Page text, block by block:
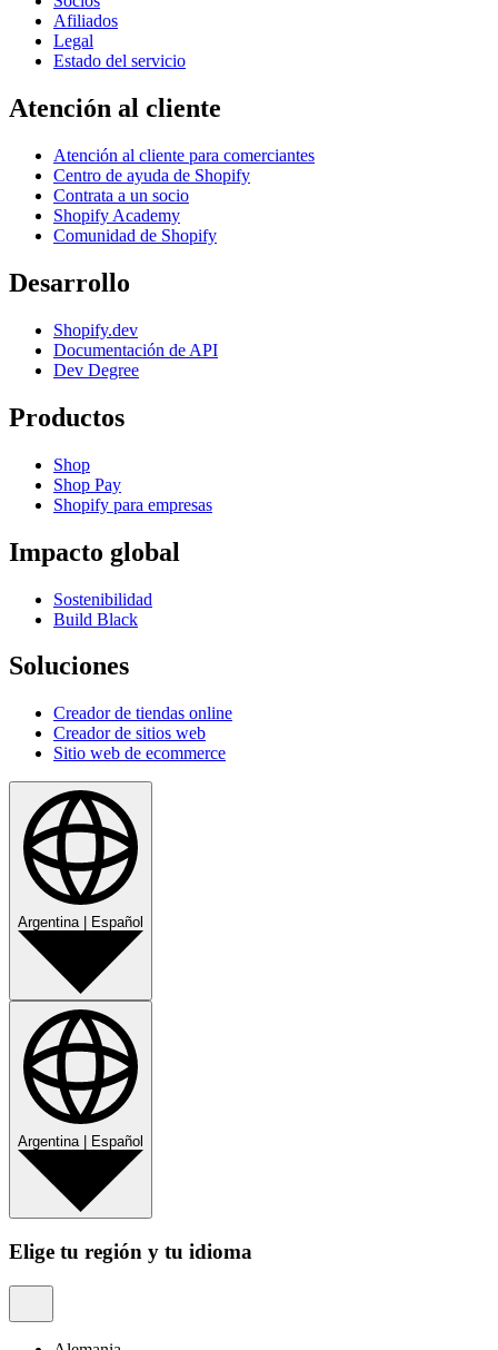
Afiliados
Legal
Estado del servicio
Atención al cliente
Atención al cliente para comerciantes
Centro de ayuda de Shopify
Contrata a un socio
Shopify Academy
Comunidad de Shopify
Desarrollo
Shopify.dev
Documentación de API
Dev Degree
Productos
Shop
Shop Pay
Shopify para empresas
Impacto global
Sostenibilidad
Build Black
Soluciones
Creador de tiendas online
Creador de sitios web
Sitio web de ecommerce
Argentina| Español
Argentina Español
Elige tu región y tu idioma